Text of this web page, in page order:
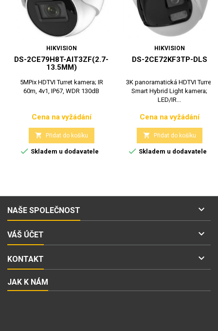
HIKVISION
DS-2CE79H8T-AIT3ZF(2.7-
13.5MM)
5MPix HDTVI Turret kamera; IR
60m, 4v1, IP67, WDR 130dB
Cena
Cena na vyžádání
 Přidat do košíku
 Skladem u dodavatele
HIKVISION
DS-2CE72KF3TP-DLS
3K panoramatická HDTVI Turret
Smart Hybrid Light kamera;
LED/IR...
Cena
Cena na vyžádání
 Přidat do košíku
 Skladem u dodavatele
NAŠE SPOLEČNOST 
VÁŠ ÚČET 
KONTAKT 
JAK K NÁM